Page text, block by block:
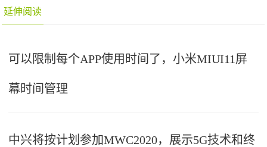
延伸阅读
可以限制每个APP使用时间了，小米MIUI11屏
幕时间管理
中兴将按计划参加MWC2020，展示5G技术和终